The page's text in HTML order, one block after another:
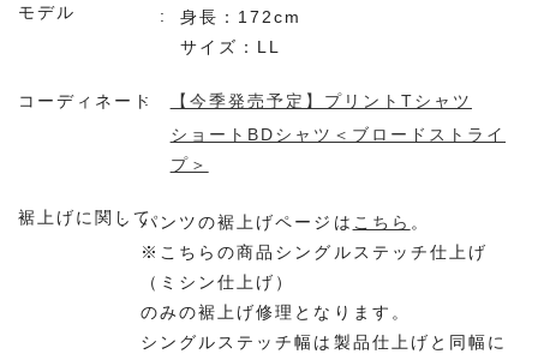
モデル
身長：172cm
サイズ：LL
コーディネート
【今季発売予定】プリントTシャツ
ショートBDシャツ＜ブロードストライ
プ＞
裾上げに関してパンツの裾上げページは こちら 。
※こちらの商品シングルステッチ仕上げ
（ミシン仕上げ）
のみの裾上げ修理となります。
シングルステッチ幅は製品仕上げと同幅に